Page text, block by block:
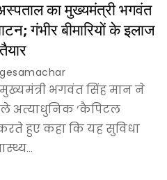
का मुख्यमंत्री भगवंत
गंभीर बीमारियों के इलाज
भगवंत सिंह मान ने
अत्याधुनिक ‘कैपिटल
हुए कहा कि यह सुविधा